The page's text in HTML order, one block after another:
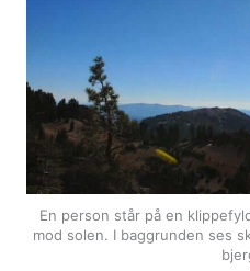
En person står på en
mod solen. I baggrunden ses